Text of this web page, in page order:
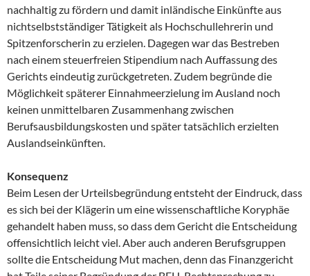
nachhaltig zu fördern und damit inländische Einkünfte aus
nichtselbstständiger Tätigkeit als Hochschullehrerin und
Spitzenforscherin zu erzielen. Dagegen war das Bestreben
nach einem steuerfreien Stipendium nach Auffassung des
Gerichts eindeutig zurückgetreten. Zudem begründe die
Möglichkeit späterer Einnahmeerzielung im Ausland noch
keinen unmittelbaren Zusammenhang zwischen
Berufsausbildungskosten und später tatsächlich erzielten
Auslandseinkünften.
Konsequenz
Beim Lesen der Urteilsbegründung entsteht der Eindruck, dass
es sich bei der Klägerin um eine wissenschaftliche Koryphäe
gehandelt haben muss, so dass dem Gericht die Entscheidung
offensichtlich leicht viel. Aber auch anderen Berufsgruppen
sollte die Entscheidung Mut machen, denn das Finanzgericht